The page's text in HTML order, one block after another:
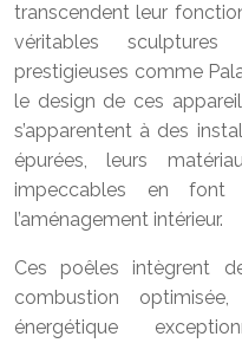
transcendent leur
véritables
prestigieuses comme
le design de ces
s’apparentent à des
épurées, leurs
impeccables en font
l’aménagement intérieur.
Ces poêles intègrent
combustion
énergétique